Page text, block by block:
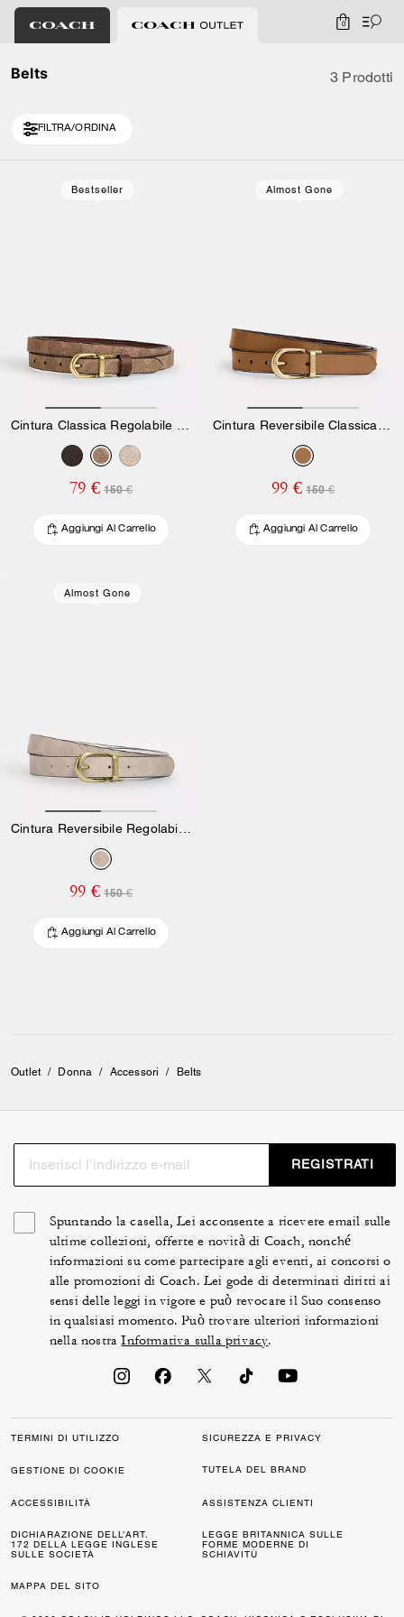
0
Belts 3 Prodotti
FILTRA/ORDINA
Bestseller
79 € 150 €
Aggiungi Al Carrello
Almost Gone
99 € 150 €
Aggiungi Al Carrello
Almost Gone
99 € 150 €
Aggiungi Al Carrello
Outlet / Donna / Accessori / Belts
REGISTRATI
Spuntando la casella, Lei acconsente a ricevere email sulle
ultime collezioni, offerte e novità di Coach, nonché
informazioni su come partecipare agli eventi, ai concorsi o
alle promozioni di Coach. Lei gode di determinati diritti ai
sensi delle leggi in vigore e può revocare il Suo consenso
in qualsiasi momento. Può trovare ulteriori informazioni
nella nostraInformativa sulla privacy.
TERMINI DI UTILIZZO SICUREZZA E PRIVACY
GESTIONE DI COOKIE TUTELA DEL BRAND
ACCESSIBILITÀ ASSISTENZA CLIENTI
DICHIARAZIONE DELL’ART.
172 DELLA LEGGE INGLESE
SULLE SOCIETÀ
LEGGE BRITANNICA SULLE
FORME MODERNE DI
SCHIAVITÙ
MAPPA DEL SITO